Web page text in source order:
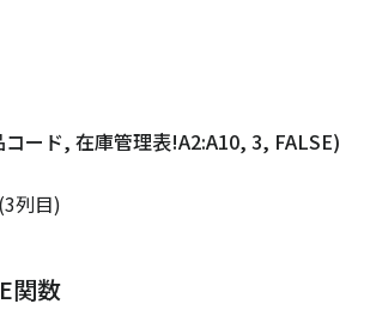
ード, 在庫管理表!A2:A10, 3, FALSE)
列目)
関数